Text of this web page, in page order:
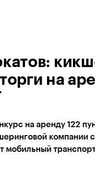
на
на аренду 122
компании
мобильный